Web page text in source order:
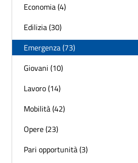
Economia (4)
Edilizia (30)
Emergenza (73)
Giovani (10)
Lavoro (14)
Mobilità (42)
Opere (23)
Pari opportunità (3)